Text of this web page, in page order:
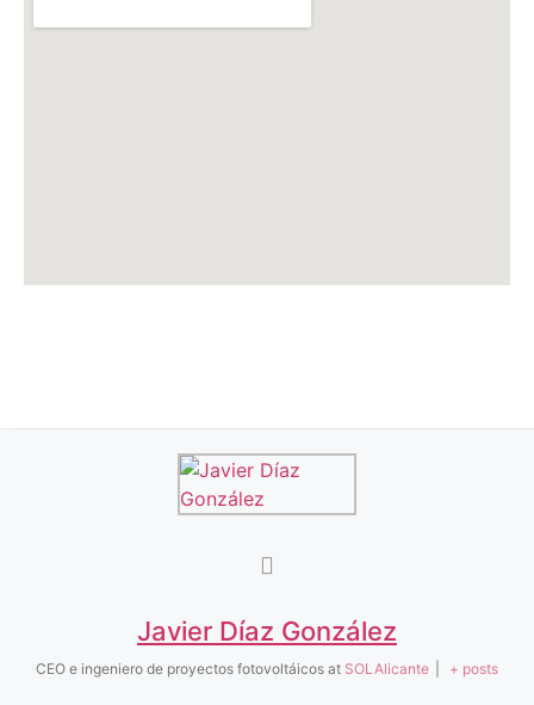
Javier Díaz González
CEO e ingeniero de proyectos fotovoltáicos at SOLAlicante + posts